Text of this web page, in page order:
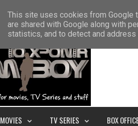
HOME ABOUT US CONTACT
MOVIES TV SERIES BOX
This site uses cookies from Google
are shared with Google along with
statistics, and to detect and address